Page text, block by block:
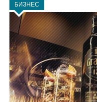
БИЗНЕС